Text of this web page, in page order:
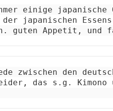
einige
japanischen
guten Appetit, und
zwischen den
das s.g. Kimono